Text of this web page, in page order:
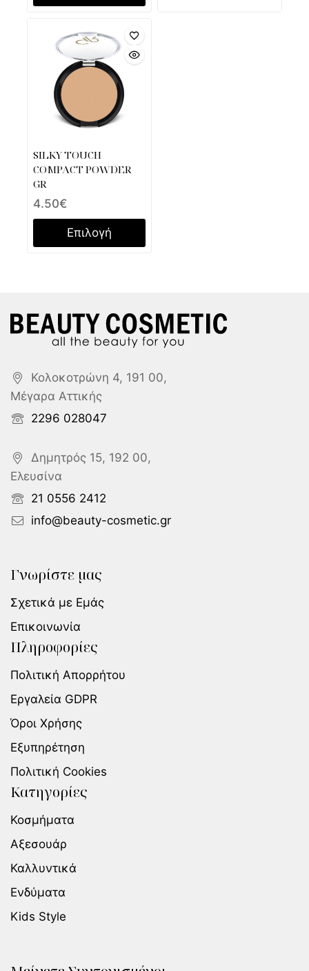
SILKY TOUCH
COMPACT POWDER
GR
4.50€
Επιλογή
Κολοκοτρώνη 4, 191 00,
Μέγαρα Αττικής
2296 028047
Δημητρός 15, 192 00,
Ελευσίνα
21 0556 2412
info@beauty-cosmetic.gr
Γνωρίστε μας
Σχετικά με Εμάς
Επικοινωνία
Πληροφορίες
Πολιτική Απορρήτου
Εργαλεία GDPR
Όροι Χρήσης
Εξυπηρέτηση
Πολιτική Cookies
Κατηγορίες
Κοσμήματα
Αξεσουάρ
Καλλυντικά
Ενδύματα
Kids Style